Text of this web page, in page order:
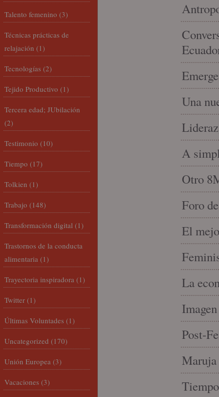
Una
A
Otro
Foro
El
La
Post-
Maruja
Talento femenino (3)
Técnicas prácticas de
relajación (1)
Tecnologías (2)
Tejido Productivo (1)
Tercera edad; JUbilación
(2)
Testimonio (10)
Tiempo (17)
Tolkien (1)
Trabajo (148)
Transformación digital (1)
Trastornos de la conducta
alimentaria (1)
Trayectoria inspiradora (1)
Twitter (1)
Últimas Voluntades (1)
Uncategorized (170)
Unión Europea (3)
Vacaciones (3)